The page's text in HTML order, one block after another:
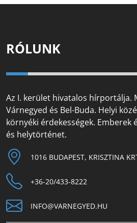
RÓLUNK
Az I. kerület hivatalos hírportálja.
Várnegyed és Bel-Buda. Helyi
környéki érdekességek. Emberek
és helytörténet.
1016 BUDAPEST, KRISZTINA
+36-20/433-8222
INFO@VARNEGYED.HU